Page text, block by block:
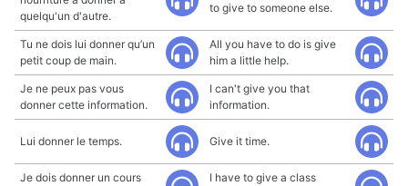
quelqu'un d'autre.
to give to someone else.
Tu ne dois lui donner qu’un
petit coup de main.
All you have to do is give
him a little help.
Je ne peux pas vous
donner cette information.
I can't give you that
information.
Lui donner le temps. Give it time.
Je dois donner un cours
I have to give a class